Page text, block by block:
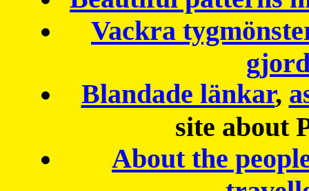
Vackra
Blandade länkar,
site about
About the